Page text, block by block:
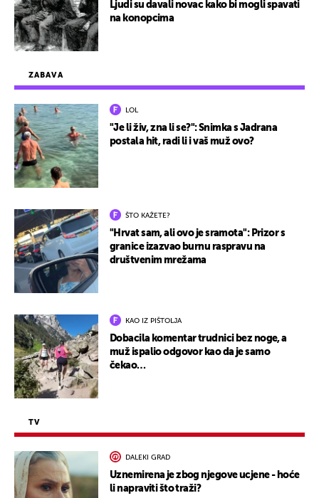
ZABAVA
LOL
"Je li živ, zna li se?": Snimka s Jadrana
postala hit, radi li i vaš muž ovo?
ŠTO KAŽETE?
"Hrvat sam, ali ovo je sramota": Prizor s
granice izazvao burnu raspravu na
društvenim mrežama
KAO IZ PIŠTOLJA
Dobacila komentar trudnici bez noge, a
muž ispalio odgovor kao da je samo
čekao…
TV
DALEKI GRAD
Uznemirena je zbog njegove ucjene - hoće
li napraviti što traži?
Ljudi su davali novac kako bi mogli spavati
na konopcima